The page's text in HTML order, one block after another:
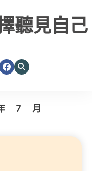
聽見自己
7 月